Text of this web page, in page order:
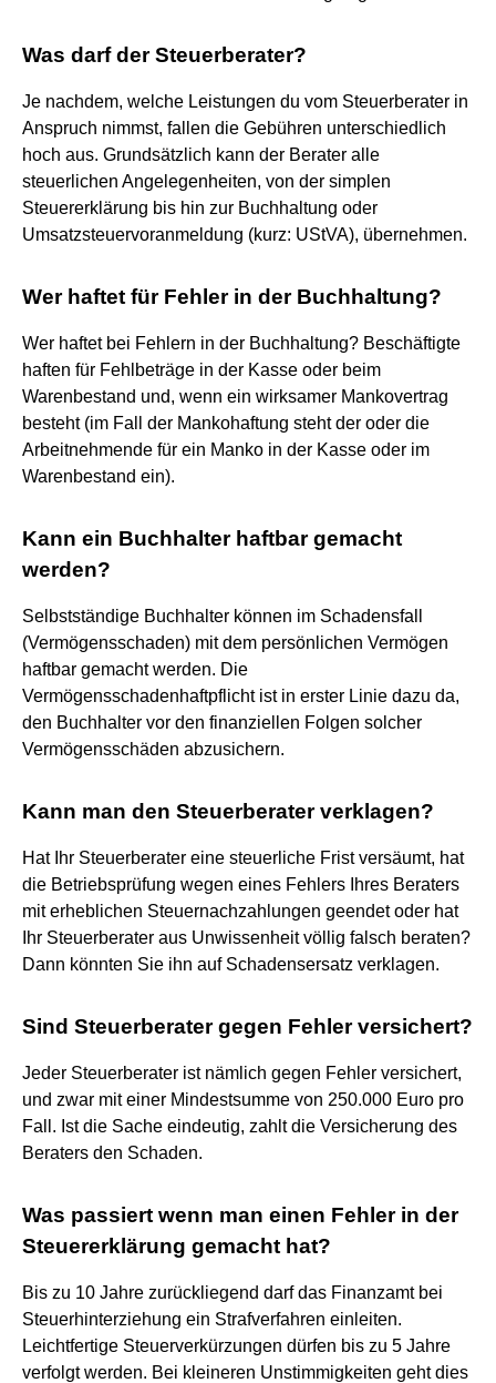
Was darf der Steuerberater?
Je nachdem, welche Leistungen du vom Steuerberater in
Anspruch nimmst, fallen die Gebühren unterschiedlich
hoch aus. Grundsätzlich kann der Berater alle
steuerlichen Angelegenheiten, von der simplen
Steuererklärung bis hin zur Buchhaltung oder
Umsatzsteuervoranmeldung (kurz: UStVA), übernehmen.
Wer haftet für Fehler in der Buchhaltung?
Wer haftet bei Fehlern in der Buchhaltung? Beschäftigte
haften für Fehlbeträge in der Kasse oder beim
Warenbestand und, wenn ein wirksamer Mankovertrag
besteht (im Fall der Mankohaftung steht der oder die
Arbeitnehmende für ein Manko in der Kasse oder im
Warenbestand ein).
Kann ein Buchhalter haftbar gemacht
werden?
Selbstständige Buchhalter können im Schadensfall
(Vermögensschaden) mit dem persönlichen Vermögen
haftbar gemacht werden. Die
Vermögensschadenhaftpflicht ist in erster Linie dazu da,
den Buchhalter vor den finanziellen Folgen solcher
Vermögensschäden abzusichern.
Kann man den Steuerberater verklagen?
Hat Ihr Steuerberater eine steuerliche Frist versäumt, hat
die Betriebsprüfung wegen eines Fehlers Ihres Beraters
mit erheblichen Steuernachzahlungen geendet oder hat
Ihr Steuerberater aus Unwissenheit völlig falsch beraten?
Dann könnten Sie ihn auf Schadensersatz verklagen.
Sind Steuerberater gegen Fehler versichert?
Jeder Steuerberater ist nämlich gegen Fehler versichert,
und zwar mit einer Mindestsumme von 250.000 Euro pro
Fall. Ist die Sache eindeutig, zahlt die Versicherung des
Beraters den Schaden.
Was passiert wenn man einen Fehler in der
Steuererklärung gemacht hat?
Bis zu 10 Jahre zurückliegend darf das Finanzamt bei
Steuerhinterziehung ein Strafverfahren einleiten.
Leichtfertige Steuerverkürzungen dürfen bis zu 5 Jahre
verfolgt werden. Bei kleineren Unstimmigkeiten geht dies